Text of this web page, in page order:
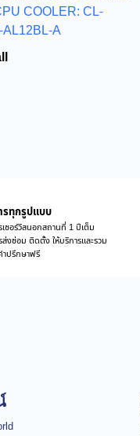
COOLER: CL-
A
รทุกรูปแบบ
เซอร์วิสนอกสถานที่ 1 ปีเต็ม
ส่งซ่อม ติดตั้ง ให้บริการและรวม
ำปรึกษาฟรี